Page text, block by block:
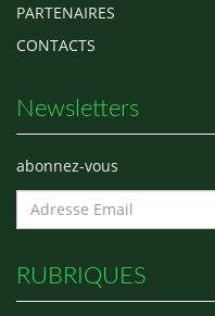
PARTENAIRES
CONTACTS
Newsletters
abonnez-vous
RUBRIQUES